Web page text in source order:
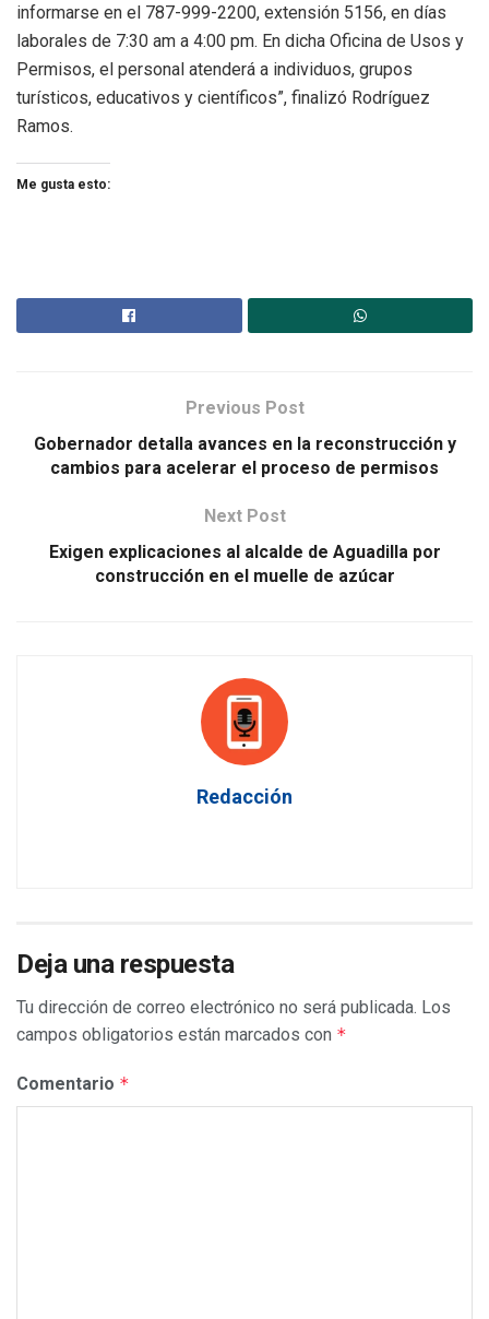
informarse en el 787-999-2200, extensión 5156, en días
laborales de 7:30 am a 4:00 pm. En dicha Oficina de Usos y
Permisos, el personal atenderá a individuos, grupos
turísticos, educativos y científicos”, finalizó Rodríguez
Ramos.
Me gusta esto:
Previous Post
Gobernador detalla avances en la reconstrucción y
cambios para acelerar el proceso de permisos
Next Post
Exigen explicaciones al alcalde de Aguadilla por
construcción en el muelle de azúcar
Redacción
Deja una respuesta
Tu dirección de correo electrónico no será publicada. Los
campos obligatorios están marcados con *
Comentario *